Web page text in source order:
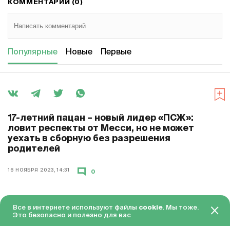
КОММЕНТАРИИ (0)
Популярные Новые Первые
17-летний пацан – новый лидер «ПСЖ»:
ловит респекты от Месси, но не может
уехать в сборную без разрешения
родителей
16 НОЯБРЯ 2023, 14:31 0
«В «ПСЖ» революция? Я бы назвал это эволюцией. У
Все в интернете используют файлы cookie. Мы тоже.
Это безопасно и полезно для вас